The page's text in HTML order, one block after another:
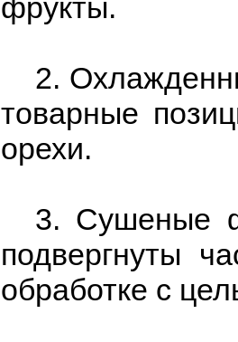
фрукты.
2.
товарные
орехи.
3. Сушеные
подвергнуты
обработке с